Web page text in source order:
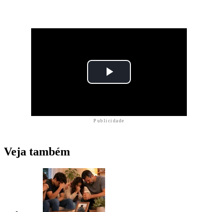
Publicidade
Veja também